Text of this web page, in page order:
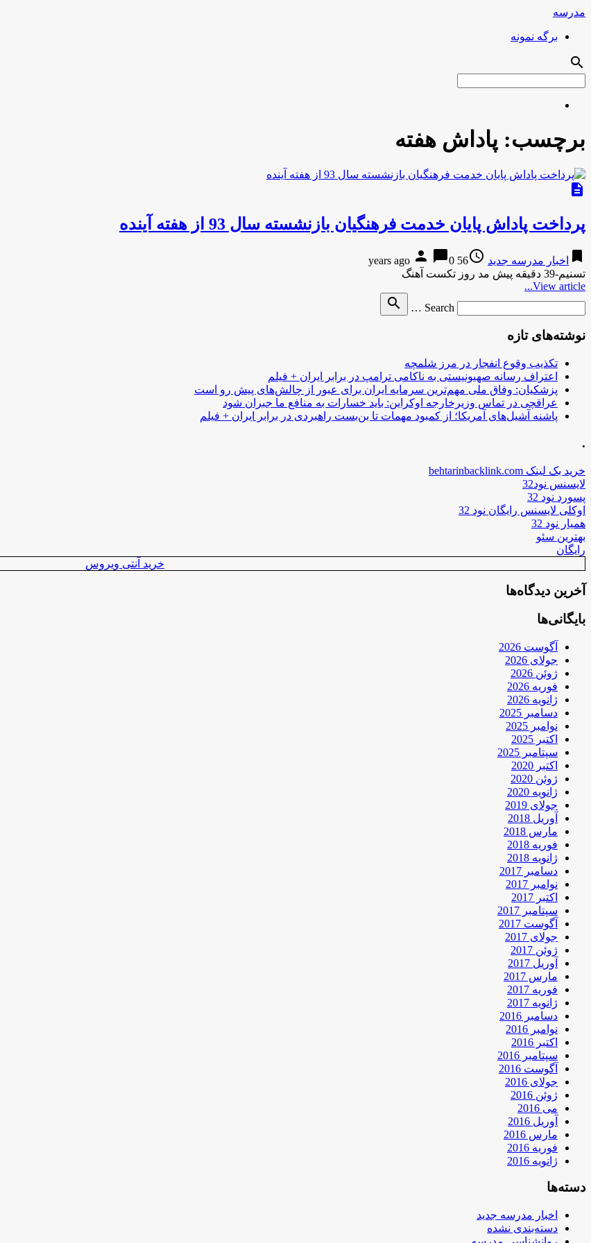
مدرسه
برگه نمونه
search
برچسب: پاداش هفته
description
پرداخت پاداش پایان خدمت فرهنگیان بازنشسته سال 93 از هفته آینده
bookmark اخبار مدرسه جدید access_time
56 years ago
person chat_bubble0
تسنیم-39 دقیقه پیش مد روز تکست آهنگ
View article...
Search …
search
نوشته‌های تازه
تکذیب وقوع انفجار در مرز شلمچه
اعتراف رسانه صهیونیستی به ناکامی ترامپ در برابر ایران + فیلم
پزشکیان: وفاق ملی مهم‌ترین سرمایه ایران برای عبور از چالش‌های پیش رو است
عراقچی در تماس وزیرخارجه اوکراین: باید خسارات به منافع ما جبران شود
پاشنه آشیل‌های آمریکا؛ از کمبود مهمات تا بن‌بست راهبردی در برابر ایران + فیلم
.
خرید بک لینک behtarinbacklink.com
لایسنس نود32
پسورد نود 32
اوکلی لایسنس رایگان نود 32
همیار نود 32
بهترین سئو
رایگان
خرید آنتی ویروس
آخرین دیدگاه‌ها
بایگانی‌ها
آگوست 2026
جولای 2026
ژوئن 2026
فوریه 2026
ژانویه 2026
دسامبر 2025
نوامبر 2025
اکتبر 2025
سپتامبر 2025
اکتبر 2020
ژوئن 2020
ژانویه 2020
جولای 2019
آوریل 2018
مارس 2018
فوریه 2018
ژانویه 2018
دسامبر 2017
نوامبر 2017
اکتبر 2017
سپتامبر 2017
آگوست 2017
جولای 2017
ژوئن 2017
آوریل 2017
مارس 2017
فوریه 2017
ژانویه 2017
دسامبر 2016
نوامبر 2016
اکتبر 2016
سپتامبر 2016
آگوست 2016
جولای 2016
ژوئن 2016
می 2016
آوریل 2016
مارس 2016
فوریه 2016
ژانویه 2016
دسته‌ها
اخبار مدرسه جدید
دسته‌بندی نشده